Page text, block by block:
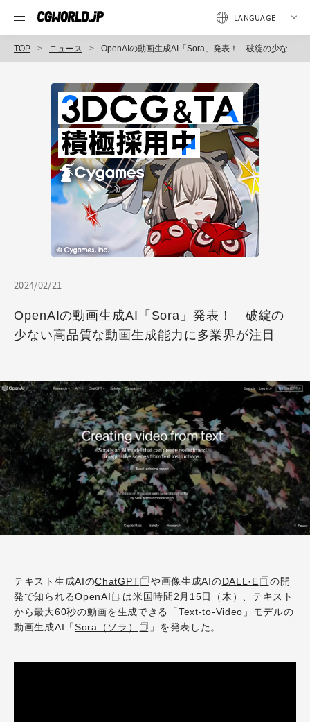
TOP ニュース OpenAIの動画生成AI「Sora」発表！ 破綻の少ない高品質な動画生成能力に多業界が注目
2024/02/21
OpenAIの動画生成AI「Sora」発表！ 破綻の
少ない高品質な動画生成能力に多業界が注目
テキスト生成AIのChatGPT や画像生成AIのDALL·E
の開
発で知られるOpenAI
は米国時間2月15日（木）、テキスト
から最大60秒の動画を生成できる「Text-to-Video」モデルの
動画生成AI「Sora（ソラ） 」を発表した。